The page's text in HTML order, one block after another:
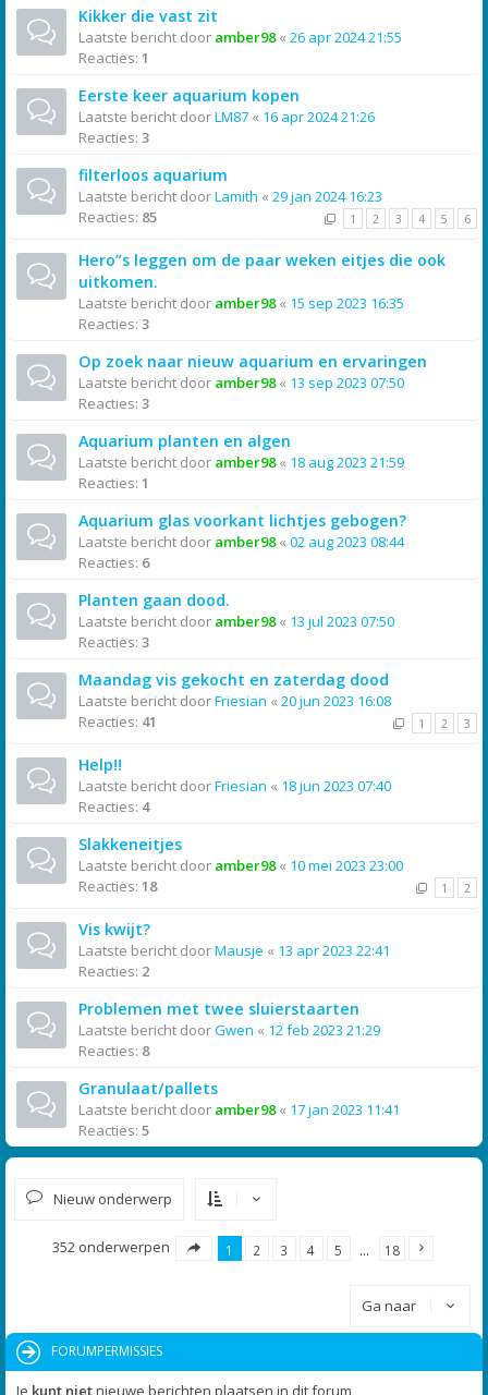
Kikker die vast zit
Laatste bericht door amber98« 26 apr 2024 21:55
Reacties: 1
Eerste keer aquarium kopen
Laatste bericht doorLM87 « 16 apr 2024 21:26
Reacties: 3
filterloos aquarium
Laatste bericht doorLamith « 29 jan 2024 16:23
Reacties: 85 1 2 3 4 5 6
Hero”s leggen om de paar weken eitjes die ook
uitkomen.
Laatste bericht door amber98« 15 sep 2023 16:35
Reacties: 3
Op zoek naar nieuw aquarium en ervaringen
Laatste bericht door amber98« 13 sep 2023 07:50
Reacties: 3
Aquarium planten en algen
Laatste bericht door amber98« 18 aug 2023 21:59
Reacties: 1
Aquarium glas voorkant lichtjes gebogen?
Laatste bericht door amber98« 02 aug 2023 08:44
Reacties: 6
Planten gaan dood.
Laatste bericht door amber98« 13 jul 2023 07:50
Reacties: 3
Maandag vis gekocht en zaterdag dood
Laatste bericht doorFriesian « 20 jun 2023 16:08
Reacties: 41 1 2 3
Help!!
Laatste bericht doorFriesian « 18 jun 2023 07:40
Reacties: 4
Slakkeneitjes
Laatste bericht door amber98« 10 mei 2023 23:00
Reacties: 18 1 2
Vis kwijt?
Laatste bericht doorMausje « 13 apr 2023 22:41
Reacties: 2
Problemen met twee sluierstaarten
Laatste bericht doorGwen « 12 feb 2023 21:29
Reacties: 8
Granulaat/pallets
Laatste bericht door amber98« 17 jan 2023 11:41
Reacties: 5
Nieuw onderwerp
352 onderwerpen 1 2 3 4 5 … 18
Ga naar
FORUMPERMISSIES
Je kunt nietnieuwe berichten plaatsen in dit forum